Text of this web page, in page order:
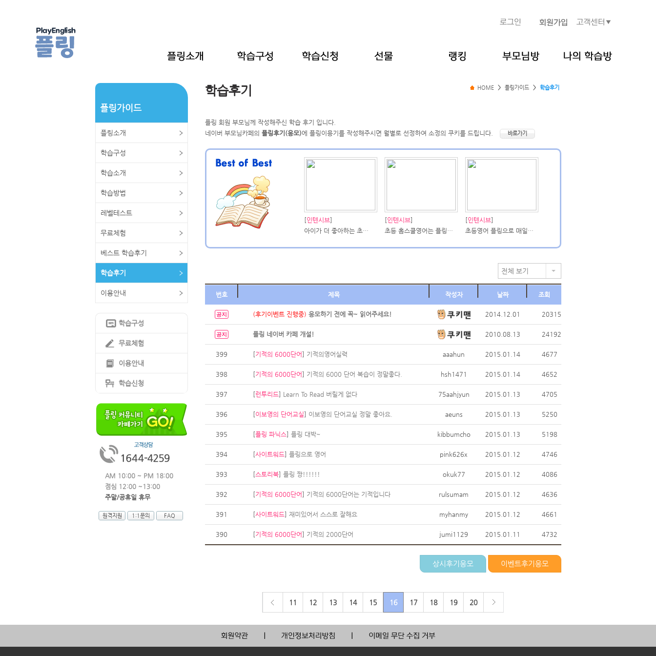
플링가이드
플링소개
학습구성
학습소개
학습방법
레벨테스트
무료체험
베스트 학습후기
학습후기
이용안내
학습구성
무료체험
이용안내
학습신청
AM 10:00 ~ PM 18:00
점심 12:00 ~13:00
주말/공휴일 휴무
원격지원 1:1문의 FAQ
학습후기 HOME > 플링가이드 > 학습후기
플링 회원 부모님께 작성해주신 학습 후기 입니다.
네이버 부모님카페의 플링후기(응모)에 플링이용기를 작성해주시면 월별로 선정하여 소정의 쿠키를 드립니다. 바로가기
[인텐시브]
아이가 더 좋아하는 초등 홈스쿨영어 플링...
[인텐시브]
초등 홈스쿨영어는 플링영어와 함께~
[인텐시브]
초등영어 플링으로 매일해요.
전체 보기
번호 제목 작성자 날짜 조회
공지 (후기이벤트 진행중) 응모하기 전에 꼭~ 읽어주세요! 2014.12.01 20315
공지 플링 네이버 카페 개설! 2010.08.13 24192
399 [기적의 6000단어] 기적의영어실력 aaahun 2015.01.14 4677
398 [기적의 6000단어] 기적의 6000 단어 복습이 정말좋다. hsh1471 2015.01.14 4652
397 [런투리드] Learn To Read 버릴게 없다 75aahjyun 2015.01.13 4705
396 [이보영의 단어교실] 이보영의 단어교실 정말 좋아요. aeuns 2015.01.13 5250
395 [플링 파닉스] 플링 대박~ kibbumcho 2015.01.13 5198
394 [사이트워드] 플링으로 영어 pink626x 2015.01.12 4746
393 [스토리북] 플링 짱!!!!!! okuk77 2015.01.12 4086
392 [기적의 6000단어] 기적의 6000단어는 기적입니다 rulsumam 2015.01.12 4636
391 [사이트워드] 재미있어서 스스로 잘해요 myhanmy 2015.01.12 4661
390 [기적의 6000단어] 기적의 2000단어 jumi1129 2015.01.11 4732
상시후기응모 이벤트후기응모
11 12 13 14 15 16 17 18 19 20